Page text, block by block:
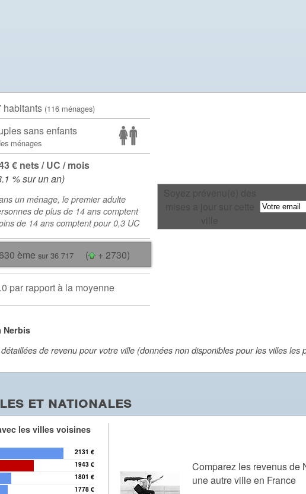
habitants (116 ménages)
sans enfants
ménages
€ nets / UC / mois
% sur un an)
un ménage, le premier adulte
de plus de 14 ans comptent
de 14 ans comptent pour 0,3 UC
ème sur 36 717 (
+ 2730)
par rapport à la moyenne
Nerbis
de revenu pour votre ville (données non disponibles pour les villes les
et nationales
les villes voisines
2131 €
1943 €
1801 €
1778 €
Comparez les revenus de
une autre ville en France